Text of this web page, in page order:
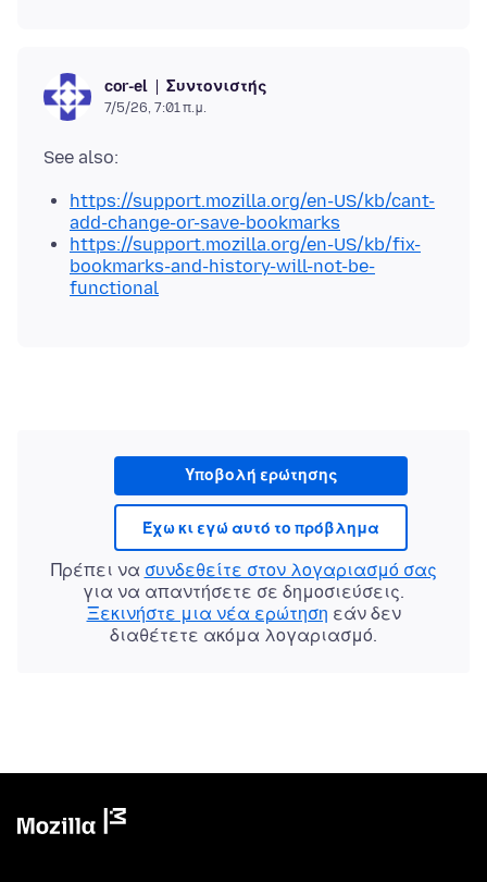
cor-el Συντονιστής
7/5/26, 7:01 π.μ.
https://support.mozilla.org/en-US/kb/cant-
add-change-or-save-bookmarks
https://support.mozilla.org/en-US/kb/fix-
bookmarks-and-history-will-not-be-
functional
Υποβολή ερώτησης
Έχω κι εγώ αυτό το πρόβλημα
Πρέπει να συνδεθείτε στον λογαριασμό σας
για να απαντήσετε σε δημοσιεύσεις.
Ξεκινήστε μια νέα ερώτηση εάν δεν
διαθέτετε ακόμα λογαριασμό.